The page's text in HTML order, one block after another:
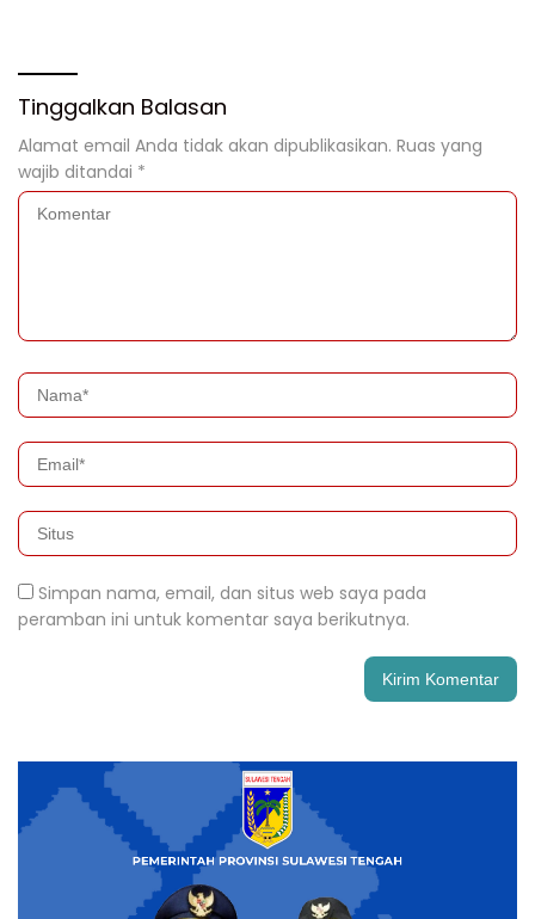
Tinggalkan Balasan
Alamat email Anda tidak akan dipublikasikan. Ruas yang
wajib ditandai *
Simpan nama, email, dan situs web saya pada
peramban ini untuk komentar saya berikutnya.